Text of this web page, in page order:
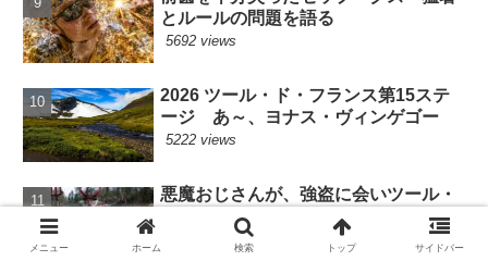
とルールの問題を語る
5692 views
2026 ツール・ド・フランス第15ステ
ージ あ～、ヨナス・ヴィンゲゴー
5222 views
悪魔おじさんが、強盗に会いツール・
ド・フランス第1ステージを欠場
5091 views
メニュー ホーム 検索 トップ サイドバー